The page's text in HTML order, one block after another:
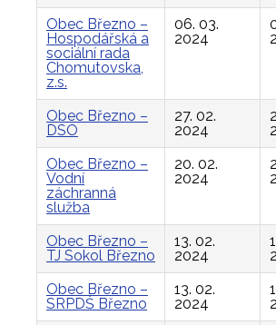
Obec Březno –
Hospodářská a
sociální rada
Chomutovska,
z.s.
06. 03.
2024
Obec Březno –
DSO
27. 02.
2024
Obec Březno –
Vodní
záchranná
služba
20. 02.
2024
Obec Březno –
TJ Sokol Březno
13. 02.
2024
Obec Březno –
SRPDŠ Březno
13. 02.
2024